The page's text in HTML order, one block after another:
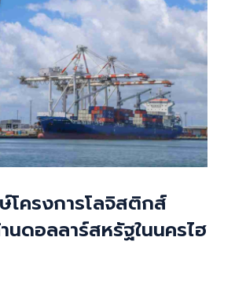
โครงการโลจิสติกส์
นดอลลาร์สหรัฐในนครไฮ